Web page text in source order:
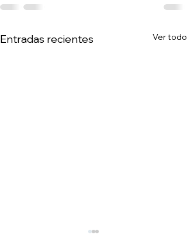
Entradas recientes Ver todo